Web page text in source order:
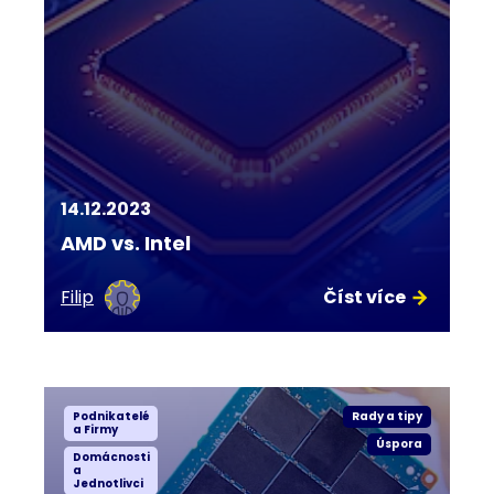
14.12.2023
AMD vs. Intel
Filip Číst více
Podnikatelé
a Firmy
Domácnosti
a
Jednotlivci
Rady a tipy
Úspora